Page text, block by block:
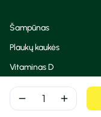
remove add
Šampūnas
Plaukų kaukės
Vitaminas D
Korėjietiška kosmetika
Dezodorantas